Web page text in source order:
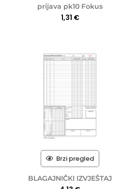
prijava pk10 Fokus
1,31 €
Brzi pregled
BLAGAJNIČKI IZVJEŠTAJ